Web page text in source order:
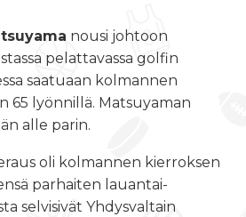
nousi johtoon
pelattavassa golfin
saatuaan kolmannen
65 lyönnillä. Matsuyaman
alle parin.
oli kolmannen kierroksen
parhaiten lauantai-
selvisivät Yhdysvaltain